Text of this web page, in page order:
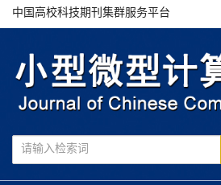
中国高校科技期刊集群服务平台